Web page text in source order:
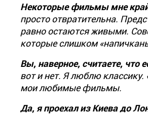
Некоторые фильмы мне
просто отвратительна.
равно остаются живыми.
которые слишком
Вы, наверное, считаете,
вот и нет. Я люблю
мои любимые фильмы.
Да, я проехал из Киева до